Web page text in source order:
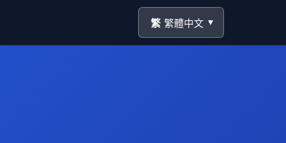
繁 繁體中文 ▼